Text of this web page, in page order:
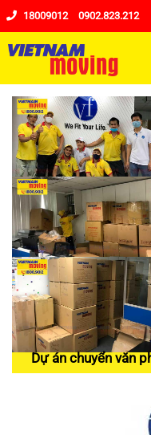
18009012 0902.823.212
Dự án chuyển văn